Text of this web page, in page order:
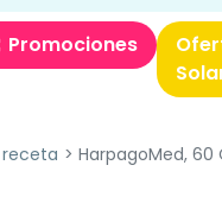
Promociones
HarpagoMed,